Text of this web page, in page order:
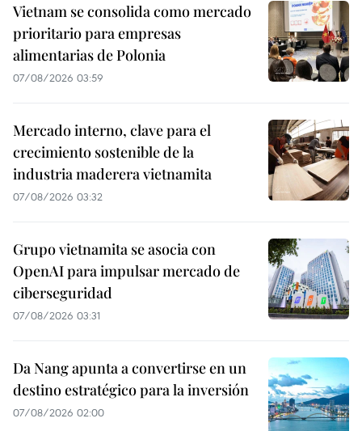
Vietnam se consolida como mercado
prioritario para empresas
alimentarias de Polonia
07/08/2026 03:59
Mercado interno, clave para el
crecimiento sostenible de la
industria maderera vietnamita
07/08/2026 03:32
Grupo vietnamita se asocia con
OpenAI para impulsar mercado de
ciberseguridad
07/08/2026 03:31
Da Nang apunta a convertirse en un
destino estratégico para la inversión
07/08/2026 02:00